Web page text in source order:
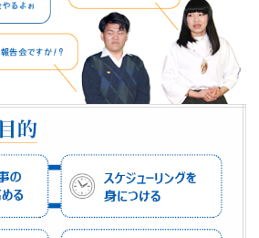
サービス
ホームページ制作料金
ホームページ制作の流れ